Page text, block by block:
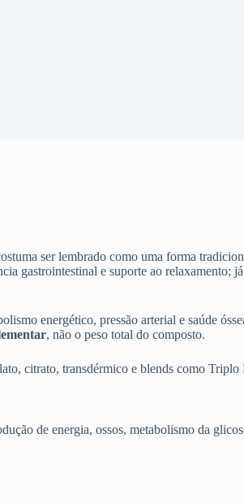
ser lembrado como uma forma
gastrointestinal e suporte ao relaxamento;
energético, pressão arterial e saúde
, não o peso total do composto.
citrato, transdérmico e blends como Triplo
de energia, ossos, metabolismo da